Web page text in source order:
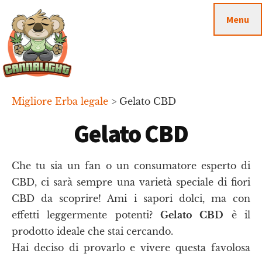
contenuto
principale
alla
barra
laterale
primaria
footer
Cannalight.it
Menu
Migliore Erba legale > Gelato CBD
Gelato CBD
Che tu sia un fan o un consumatore esperto di
CBD, ci sarà sempre una varietà speciale di fiori
CBD da scoprire! Ami i sapori dolci, ma con
effetti leggermente potenti? Gelato CBD è il
prodotto ideale che stai cercando.
Hai deciso di provarlo e vivere questa favolosa